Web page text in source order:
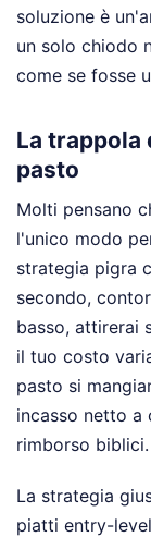
soluzione è
un solo chiodo
come se fosse
La trappola
pasto
Molti pensano
l'unico modo
strategia pigra
secondo,
basso, attirerai
il tuo costo
pasto si
incasso netto a
rimborso biblici.
La strategia
piatti entry-